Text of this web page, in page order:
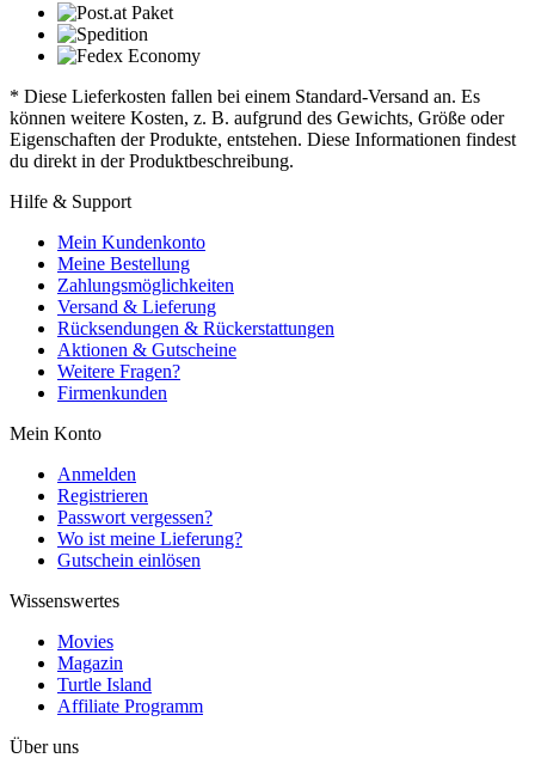
* Diese Lieferkosten fallen bei einem Standard-Versand an. Es
können weitere Kosten, z. B. aufgrund des Gewichts, Größe oder
Eigenschaften der Produkte, entstehen. Diese Informationen findest
du direkt in der Produktbeschreibung.
Hilfe & Support
Mein Kundenkonto
Meine Bestellung
Zahlungsmöglichkeiten
Versand & Lieferung
Rücksendungen & Rückerstattungen
Aktionen & Gutscheine
Weitere Fragen?
Firmenkunden
Mein Konto
Anmelden
Registrieren
Passwort vergessen?
Wo ist meine Lieferung?
Gutschein einlösen
Wissenswertes
Movies
Magazin
Turtle Island
Affiliate Programm
Über uns